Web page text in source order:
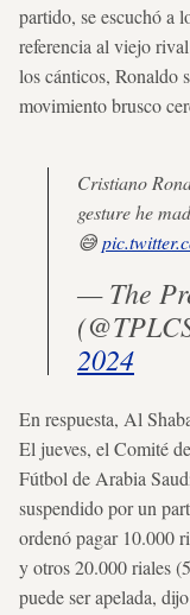
partido, se escuchó a
referencia al viejo
los cánticos, Ronaldo
movimiento brusco
Cristiano
gesture he
😅
— The
2024
En respuesta, Al
El jueves, el Comité
Fútbol de Arabia
suspendido por un
ordenó pagar 10.000
y otros 20.000 riales
puede ser apelada,